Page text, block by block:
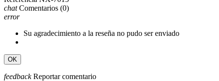
chat Comentarios (0)
error
Su agradecimiento a la reseña no pudo ser enviado
OK
feedback Reportar comentario